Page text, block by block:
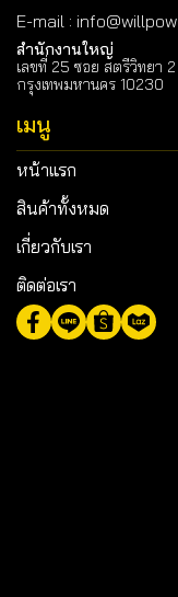
E-mail :
สำนักงานใหญ่
เลขที่ 25 ซอย สตรีวิทยา
กรุงเทพมหานคร 10230
เมนู
หน้าแรก
สินค้าทั้งหมด
เกี่ยวกับเรา
ติดต่อเรา